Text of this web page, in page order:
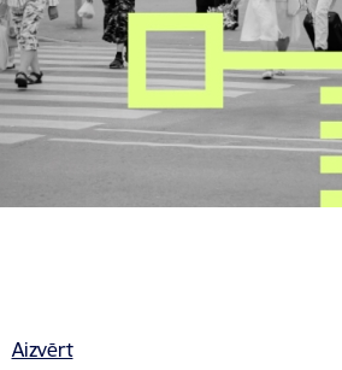
Aizvērt
Informācija medijiem Pilsētā un
Rīgā mācībās būvēs
pārbaudīs gatavību